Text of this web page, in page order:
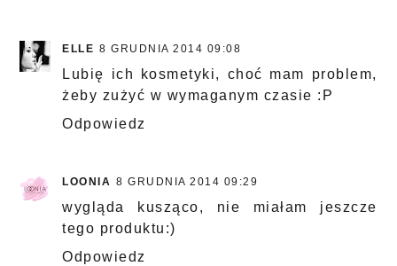
ELLE 8 GRUDNIA 2014 09:08
Lubię ich kosmetyki, choć mam problem,
żeby zużyć w wymaganym czasie :P
Odpowiedz
LOONIA 8 GRUDNIA 2014 09:29
wygląda kusząco, nie miałam jeszcze
tego produktu:)
Odpowiedz